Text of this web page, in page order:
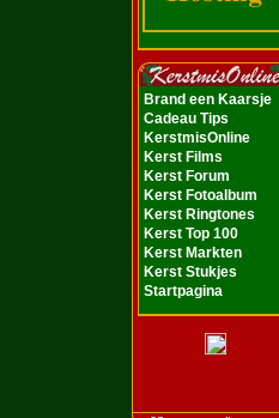
Brand een Kaarsje
Cadeau Tips
KerstmisOnline
Kerst Films
Kerst Forum
Kerst Fotoalbum
Kerst Ringtones
Kerst Top 100
Kerst Markten
Kerst Stukjes
Startpagina